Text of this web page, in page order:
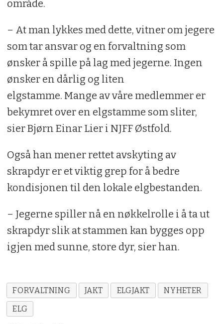
område.
– At man lykkes med dette, vitner om jegere
som tar ansvar og en forvaltning som
ønsker å spille på lag med jegerne. Ingen
ønsker en dårlig og liten
elgstamme. Mange av våre medlemmer er
bekymret over en elgstamme som sliter,
sier Bjørn Einar Lier i NJFF Østfold.
Også han mener rettet avskyting av
skrapdyr er et viktig grep for å bedre
kondisjonen til den lokale elgbestanden.
– Jegerne spiller nå en nøkkelrolle i å ta ut
skrapdyr slik at stammen kan bygges opp
igjen med sunne, store dyr, sier han.
FORVALTNING JAKT ELGJAKT
NYHETER
ELG